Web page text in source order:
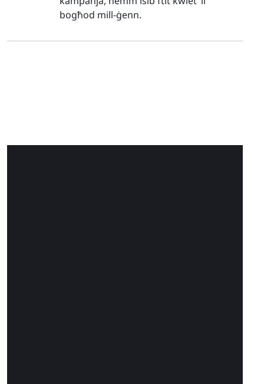
bogħod mill-ġenn.